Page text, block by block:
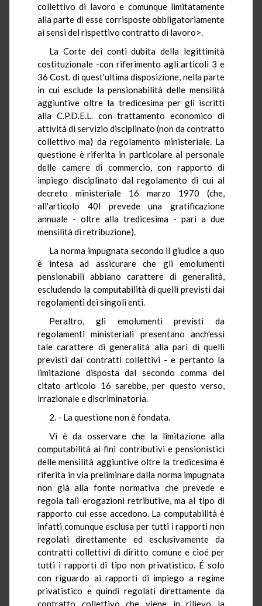
collettivo di lavoro e comunque limitatamente
alla parte di esse corrisposte obbligatoriamente
ai sensi del rispettivo contratto di lavoro>.
La Corte dei conti dubita della legittimità
costituzionale -con riferimento agli articoli 3 e
36 Cost. di quest'ultima disposizione, nella parte
in cui esclude la pensionabilità delle mensilità
aggiuntive oltre la tredicesima per gli iscritti
alla C.P.D.E.L. con trattamento economico di
attività di servizio disciplinato (non da contratto
collettivo ma) da regolamento ministeriale. La
questione è riferita in particolare al personale
delle camere di commercio, con rapporto di
impiego disciplinato dal regolamento di cui al
decreto ministeriale 16 marzo 1970 (che,
all'articolo 40l prevede una gratificazione
annuale - oltre alla tredicesima - pari a due
mensilità di retribuzione).
La norma impugnata secondo il giudice a quo
è intesa ad assicurare che gli emolumenti
pensionabili abbiano carattere di generalità,
escludendo la computabilità di quelli previsti dai
regolamenti dei singoli enti.
Peraltro, gli emolumenti previsti da
regolamenti ministeriali presentano anch'essi
tale carattere di generalità alla pari di quelli
previsti dai contratti collettivi - e pertanto la
limitazione disposta dal secondo comma del
citato articolo 16 sarebbe, per questo verso,
irrazionale e discriminatoria.
2. - La questione non è fondata.
Vi è da osservare che la limitazione alla
computabilità ai fini contributivi e pensionistici
delle mensilità aggiuntive oltre la tredicesima è
riferita in via preliminare dalla norma impugnata
non già alla fonte normativa che prevede e
regola tali erogazioni retributive, ma al tipo di
rapporto cui esse accedono. La computabilità è
infatti comunque esclusa per tutti i rapporti non
regolati direttamente ed esclusivamente da
contratti collettivi di diritto comune e cioé per
tutti i rapporti di tipo non privatistico. É solo
con riguardo ai rapporti di impiego a regime
privatistico e quindi regolati direttamente da
contratto collettivo che viene in rilievo la